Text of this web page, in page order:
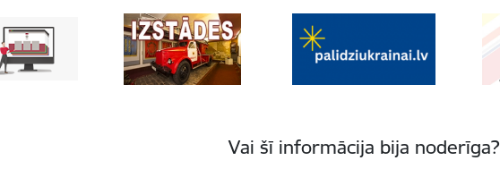
Vai šī informācija bija noderīga?